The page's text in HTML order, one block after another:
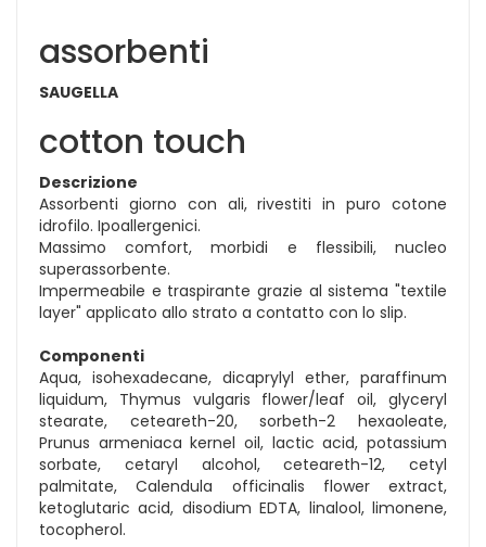
assorbenti
SAUGELLA
cotton touch
Descrizione
Assorbenti giorno con ali, rivestiti in puro cotone
idrofilo. Ipoallergenici.
Massimo comfort, morbidi e flessibili, nucleo
superassorbente.
Impermeabile e traspirante grazie al sistema "textile
layer" applicato allo strato a contatto con lo slip.
Componenti
Aqua, isohexadecane, dicaprylyl ether, paraffinum
liquidum, Thymus vulgaris flower/leaf oil, glyceryl
stearate, ceteareth-20, sorbeth-2 hexaoleate,
Prunus armeniaca kernel oil, lactic acid, potassium
sorbate, cetaryl alcohol, ceteareth-12, cetyl
palmitate, Calendula officinalis flower extract,
ketoglutaric acid, disodium EDTA, linalool, limonene,
tocopherol.